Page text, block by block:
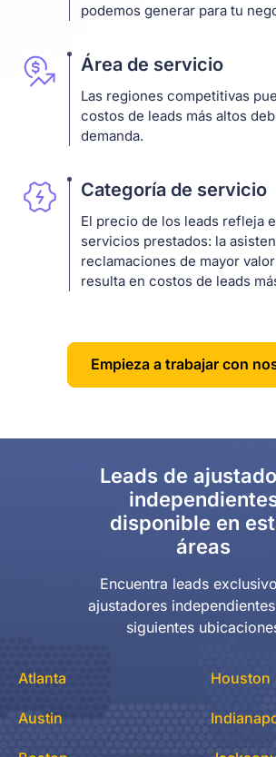
podemos generar para tu
Área de servicio
Las regiones competitivas
costos de leads más altos
demanda.
Categoría de servicio
El precio de los leads refleja
servicios prestados: la
reclamaciones de mayor
resulta en costos de leads
Empieza a trabajar con
Leads de
disponible en
áreas
Encuentra leads
ajustadores
siguientes
Atlanta
Austin
Houston